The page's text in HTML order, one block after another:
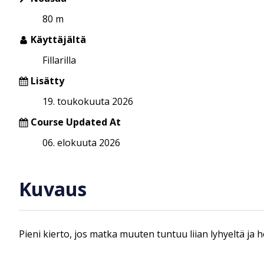
80 m
Käyttäjältä
Fillarilla
Lisätty
19. toukokuuta 2026
Course Updated At
06. elokuuta 2026
Kuvaus
Pieni kierto, jos matka muuten tuntuu liian lyhyeltä ja